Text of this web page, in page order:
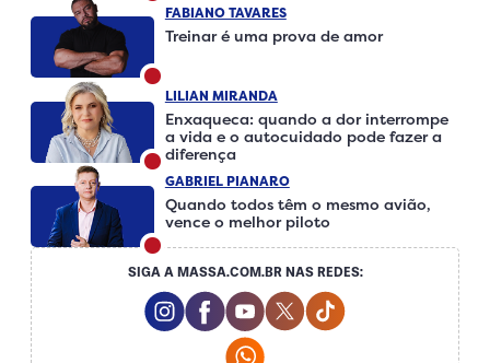
FABIANO TAVARES
Treinar é uma prova de amor
LILIAN MIRANDA
Enxaqueca: quando a dor interrompe
a vida e o autocuidado pode fazer a
diferença
GABRIEL PIANARO
Quando todos têm o mesmo avião,
vence o melhor piloto
SIGA A MASSA.COM.BR NAS REDES:
Instagram Social Media
Facebook Social Media
Youtube Social Media
Twitter Social Media
Tiktok Social
Whatsapp Social Media